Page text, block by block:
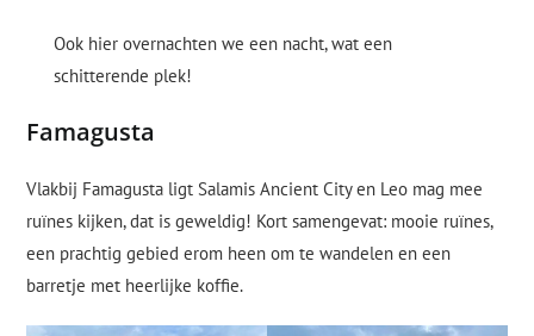
Ook hier overnachten we een nacht, wat een
schitterende plek!
Famagusta
Vlakbij Famagusta ligt Salamis Ancient City en Leo mag mee
ruïnes kijken, dat is geweldig! Kort samengevat: mooie ruïnes,
een prachtig gebied erom heen om te wandelen en een
barretje met heerlijke koffie.